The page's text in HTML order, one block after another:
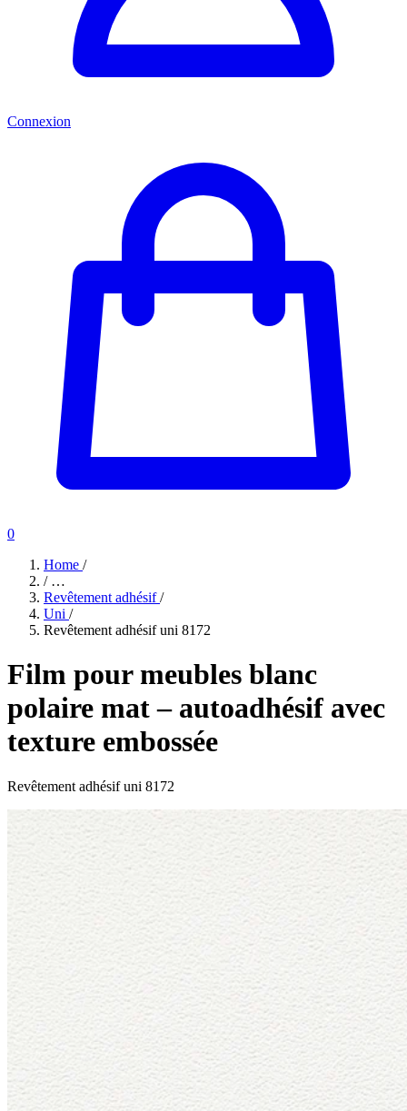
Connexion
0
Home /
/ …
Revêtement adhésif/
Uni /
Revêtement adhésif uni 8172
Film pour meubles blanc
polaire mat – autoadhésif avec
texture embossée
Revêtement adhésif uni 8172